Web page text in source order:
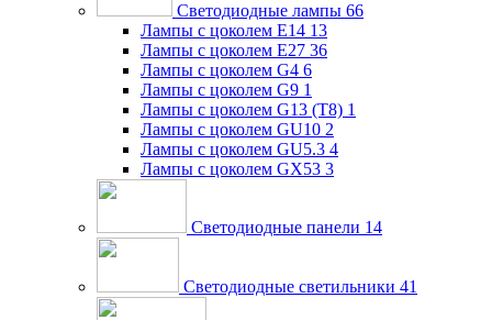
Светодиодные лампы 66
Лампы с цоколем E14 13
Лампы с цоколем E27 36
Лампы с цоколем G4 6
Лампы с цоколем G9 1
Лампы с цоколем G13 (Т8) 1
Лампы с цоколем GU10 2
Лампы с цоколем GU5.3 4
Лампы с цоколем GX53 3
Светодиодные панели 14
Светодиодные светильники 41